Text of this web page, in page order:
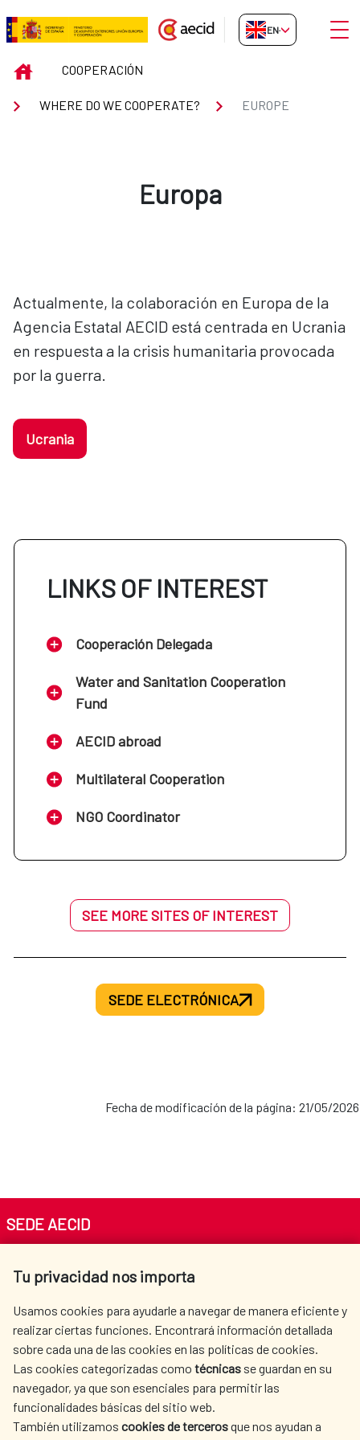
Skip to Main Content
EUROPE
EN-GB
INICIOCOOPERACIÓN
WHERE DO WE COOPERATE? EUROPE
Europa
Actualmente, la colaboración en Europa de la
Agencia Estatal AECID está centrada en Ucrania
en respuesta a la crisis humanitaria provocada
por la guerra.
Ucrania
LINKS OF INTEREST
Cooperación Delegada
Water and Sanitation Cooperation
Fund
AECID abroad
Multilateral Cooperation
NGO Coordinator
SEE MORE SITES OF INTEREST
SEDE ELECTRÓNICA
Fecha de modificación de la página: 21/05/2026
Tu privacidad nos importa
Usamos cookies para ayudarle a navegar de manera eficiente y
realizar ciertas funciones. Encontrará información detallada
sobre cada una de las cookies en las políticas de cookies.
Las cookies categorizadas como técnicas se guardan en su
navegador, ya que son esenciales para permitir las
funcionalidades básicas del sitio web.
También utilizamos cookies de tercerosque nos ayudan a
SEDE AECID
Tel. +34 900 20 30 54​​​​​​​
AECID
WHERE DO WE COOPERATE?
SPANISH HUMANITARIAN
ACTION
PRESS ROOM
CULTURE AND SCIENCE LIBRARY